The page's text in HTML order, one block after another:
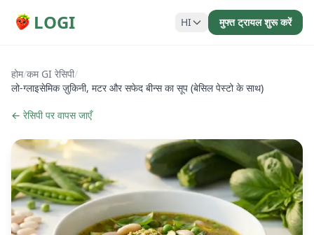
LOGI HI मुफ्त ट्रायल शुरू करें
होम/कम GI रेसिपी/
लो-ग्लाइसेमिक ज़ुकिनी, मटर और सफेद बीन्स का सूप (बेसिल पेस्टो के साथ)
← रेसिपी पर वापस जाएँ